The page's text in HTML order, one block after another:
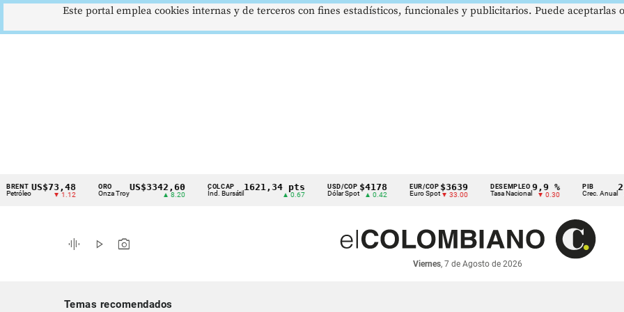
Cintillo
indicadores
económicos
US$73,48
▼ 1.12
ORO
Onza Troy
US$3342,60 COLCAP
Índ. Bursátil
1621,34 pts USD/COP
Dólar Spot
$4178
▲ 0.42
EUR/COP
Euro Spot
$3639
▼ 33.00
DESEMPLEO
Tasa Nacional
9,9 %
▼ 0.30
PIB
Crec. Anual
2,8 %
▲ 0.10
graphic_eq play_arrow photo_camera
Viernes, 7 de Agosto de 2026
Temas recomendados
Este portal emplea cookies internas y de terceros con fines estadísticos, funcionales y publicitarios. Puede aceptarlas